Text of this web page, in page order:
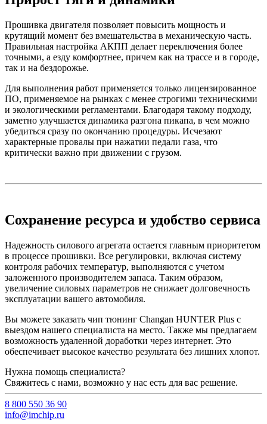
Прошивка двигателя позволяет повысить мощность и
крутящий момент без вмешательства в механическую часть.
Правильная настройка АКПП делает переключения более
точными, а езду комфортнее, причем как на трассе и в городе,
так и на бездорожье.
Для выполнения работ применяется только лицензированное
ПО, применяемое на рынках с менее строгими техническими
и экологическими регламентами. Благодаря такому подходу,
заметно улучшается динамика разгона пикапа, в чем можно
убедиться сразу по окончанию процедуры. Исчезают
характерные провалы при нажатии педали газа, что
критически важно при движении с грузом.
Сохранение ресурса и удобство сервиса
Надежность силового агрегата остается главным приоритетом
в процессе прошивки. Все регулировки, включая систему
контроля рабочих температур, выполняются с учетом
заложенного производителем запаса. Таким образом,
увеличение силовых параметров не снижает долговечность
эксплуатации вашего автомобиля.
Вы можете заказать чип тюнинг Changan HUNTER Plus с
выездом нашего специалиста на место. Также мы предлагаем
возможность удаленной доработки через интернет. Это
обеспечивает высокое качество результата без лишних хлопот.
Нужна помощь специалиста?
Свяжитесь с нами, возможно у нас есть для вас решение.
8 800 550 36 90
info@imchip.ru